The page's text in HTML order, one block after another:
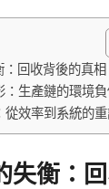
：回收背後的真相
：生產鏈的環境
從效率到系統的
失衡：